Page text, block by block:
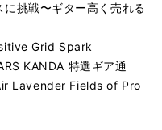
に挑戦〜ギター高く売れる
Grid Spark
KANDA 特選ギア通
Lavender Fields of Pro